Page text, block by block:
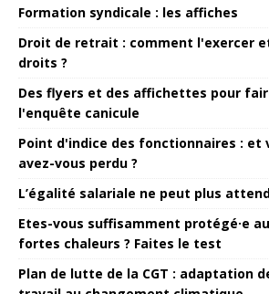
Formation syndicale : les affiches
Droit de retrait : comment l'exercer
droits ?
Des flyers et des affichettes pour
l'enquête canicule
Point d'indice des fonctionnaires : et
avez-vous perdu ?
L’égalité salariale ne peut plus
Etes-vous suffisamment protégé·e
fortes chaleurs ? Faites le test
Plan de lutte de la CGT : adaptation